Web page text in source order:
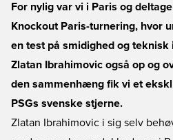
For nylig var vi i Paris og
Knockout Paris-turnering, hvor
en test på smidighed og teknisk
Zlatan Ibrahimovic også op og
den sammenhæng fik vi et
PSGs svenske stjerne.
Zlatan Ibrahimovic i sig selv